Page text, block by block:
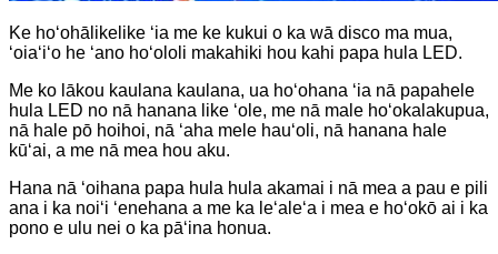
Ke hoʻohālikelike ʻia me ke kukui o ka wā disco ma mua,
ʻoiaʻiʻo he ʻano hoʻololi makahiki hou kahi papa hula LED.
Me ko lākou kaulana kaulana, ua hoʻohana ʻia nā papahele
hula LED no nā hanana like ʻole, me nā male hoʻokalakupua,
nā hale pō hoihoi, nā ʻaha mele hauʻoli, nā hanana hale
kūʻai, a me nā mea hou aku.
Hana nā ʻoihana papa hula hula akamai i nā mea a pau e pili
ana i ka noiʻi ʻenehana a me ka leʻaleʻa i mea e hoʻokō ai i ka
pono e ulu nei o ka pāʻina honua.